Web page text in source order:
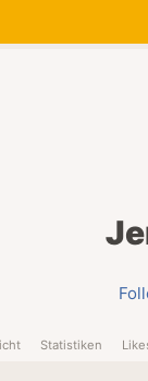
Statistiken